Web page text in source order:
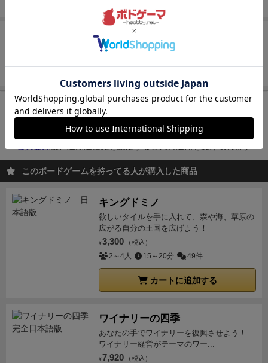
対応したカードが4枚伏せられています。内容は「等
倍+、等倍-、2倍+、2倍-」で、ゲーム終了時まで換金
せず手元にダイヤを残していた場合、レート表とこの
カード内容に従って持ち金を増減させます。
ーは手番毎に1回、サイコロを振ります。出目によっ
てメインルーレットのストーンを動かし、
ド・マーケットルーレット・チャンスルーレット・ス
キルカード・フリー (上記のどれでも好きなものを選
・ミスの中から、ストーンの止まった内容に従いま
でのダイヤを売買します (1つ売る+2つ買う、なども
ok) 。マーケットルーレットに止まると、今度はサイ
レットのストーンを動かします。これによって指定さ
れた色のダイヤのレートを、指定されただけ価格増減
チャンスルーレットも2つ同時にサイコロ
を振り、出目に従ってプレイヤーの持ち金を直接増減
振る前に1枚だけ使えるカードです。手札上限はあり
ませんが、特殊内容でない限り1ターンに1枚しか使え
ケットとチャンスが出た場合は2つをもう一度振り、
ルーレット上のストーンを動かして進めるだけです。
ゲーム終了時、手元に残ったダイヤがある場合、レー
ルール/インスト
続きを見る
再入荷までお待ち下さい
入荷通知を受け取る
このボードゲームを持ってる人が購入した商品
キングドミノ
欲しいタイルを手に入れて、森や海、草原の
広がる自分の王国を広げよう！
¥ 3,300 （税込）
2～4人 15～20分 49件
カートに追加する
ワイナリーの四季
あなたの手でワイナリーを復興させよう！
ワイナリー経営がテーマのワー...
¥ 7,920 （税込）